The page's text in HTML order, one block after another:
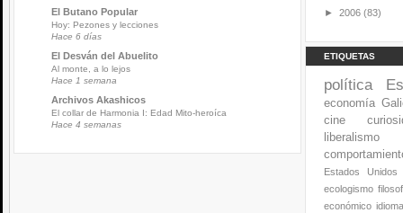
El Butano Popular
Hoy: Pezones y lecciones
Hace 6 días
El Desván del Abuelito
Al monte, a lo lejos
Hace 1 semana
Archivos Akashicos
El collar de Harmonia I: Edad Mito-heroíca
Hace 4 semanas
► 2006 (83)
ETIQUETAS
política
economía
cine
liberalismo
Estados Unidos
ecologismo
económico idioma